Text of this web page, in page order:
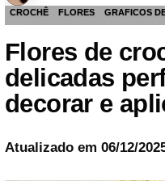
CROCHÊ FLORES GRAFICOS
Flores de
delicadas
decorar e
Atualizado em 06/12/